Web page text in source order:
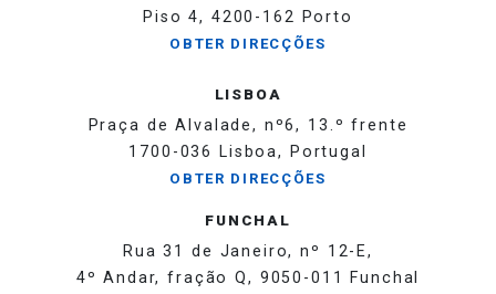
Piso 4, 4200-162 Porto
OBTER DIRECÇÕES
LISBOA
Praça de Alvalade, nº6, 13.º frente
1700-036 Lisboa, Portugal
OBTER DIRECÇÕES
FUNCHAL
Rua 31 de Janeiro, nº 12-E,
4º Andar, fração Q, 9050-011 Funchal